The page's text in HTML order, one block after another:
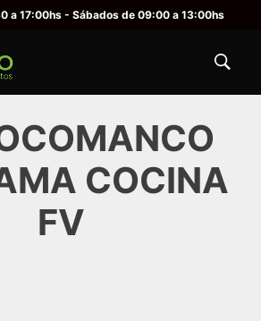
a 17:00hs - Sábados de 09:00 a 13:00hs
COCINA
FV